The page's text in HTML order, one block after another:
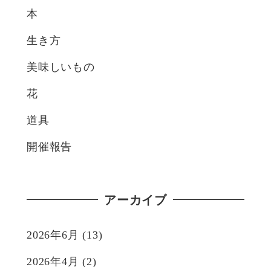
本
生き方
美味しいもの
花
道具
開催報告
アーカイブ
2026年6月 (13)
2026年4月 (2)